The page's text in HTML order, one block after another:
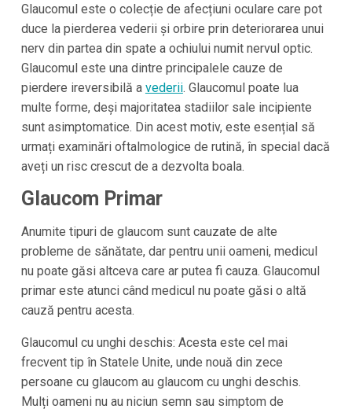
Glaucomul este o colecție de afecțiuni oculare care pot
duce la pierderea vederii și orbire prin deteriorarea unui
nerv din partea din spate a ochiului numit nervul optic.
Glaucomul este una dintre principalele cauze de
pierdere ireversibilă a vederii. Glaucomul poate lua
multe forme, deși majoritatea stadiilor sale incipiente
sunt asimptomatice. Din acest motiv, este esențial să
urmați examinări oftalmologice de rutină, în special dacă
aveți un risc crescut de a dezvolta boala.
Glaucom Primar
Anumite tipuri de glaucom sunt cauzate de alte
probleme de sănătate, dar pentru unii oameni, medicul
nu poate găsi altceva care ar putea fi cauza. Glaucomul
primar este atunci când medicul nu poate găsi o altă
cauză pentru acesta.
Glaucomul cu unghi deschis: Acesta este cel mai
frecvent tip în Statele Unite, unde nouă din zece
persoane cu glaucom au glaucom cu unghi deschis.
Mulți oameni nu au niciun semn sau simptom de